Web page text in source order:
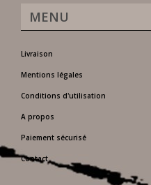
MENU
Livraison
Mentions légales
Conditions d'utilisation
A propos
Paiement sécurisé
Contact